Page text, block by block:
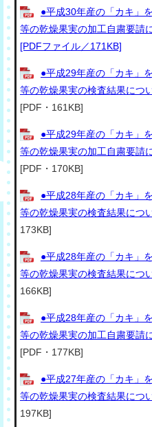
●平成30年産の「カキ」
等の乾燥果実の加工自粛要請
[PDFファイル／171KB]
●平成29年産の「カキ」
等の乾燥果実の検査結果につ
[PDF・161KB]
●平成29年産の「カキ」
等の乾燥果実の加工自粛要請
[PDF・170KB]
●平成28年産の「カキ」
等の乾燥果実の検査結果につ
173KB]
●平成28年産の「カキ」
等の乾燥果実の検査結果につ
166KB]
●平成28年産の「カキ」
等の乾燥果実の加工自粛要請
[PDF・177KB]
●平成27年産の「カキ」
等の乾燥果実の検査結果につ
197KB]